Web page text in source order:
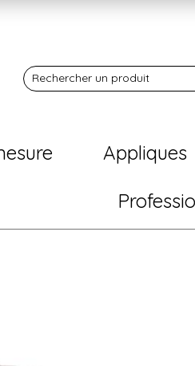
Rechercher un produit
Appliques